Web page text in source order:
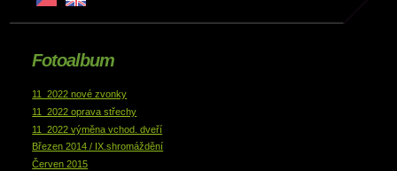
Fotoalbum
11_2022 nové zvonky
11_2022 oprava střechy
11_2022 výměna vchod. dveří
Březen 2014 / IX.shromáždění
Červen 2015